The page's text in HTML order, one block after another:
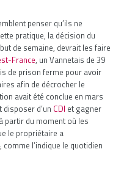
penser qu’ils ne
pratique, la décision du
de semaine, devrait les faire
France, un Vannetais de 39
de prison ferme pour avoir
afin de décrocher le
avait été conclue en mars
disposer d’un CDI et gagner
partir du moment où les
le propriétaire a
, comme l’indique le quotidien